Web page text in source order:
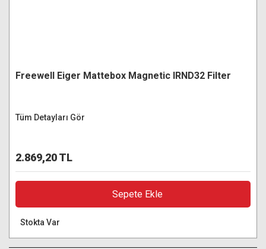
Freewell Eiger Mattebox Magnetic IRND32 Filter
Tüm Detayları Gör
2.869,20 TL
Sepete Ekle
Stokta Var